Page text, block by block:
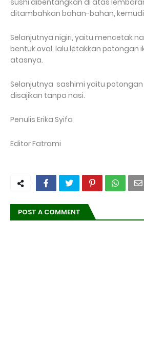
sushi dibentangkan di atas
ditambahkan bahan-bahan,
Selanjutnya nigiri, yaitu mencetak
bentuk oval, lalu letakkan potongan
atasnya.
Selanjutnya sashimi yaitu
disajikan tanpa nasi.
Penulis Erika Syifa
Editor Fatrami
POST A COMMENT